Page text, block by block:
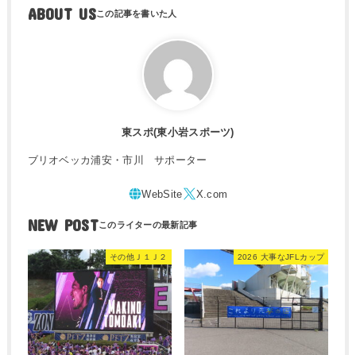
ABOUT US
東スポ(東小岩スポーツ)
ブリオベッカ浦安・市川 サポーター
NEW POST
その他Ｊ１Ｊ２ 2026 大事なJFLカップ